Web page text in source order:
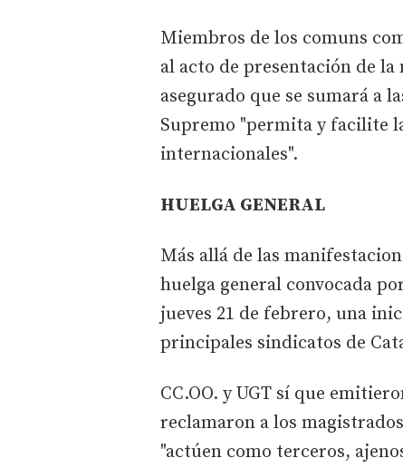
Miembros de los comuns
al acto de presentación de
asegurado que se sumará a
Supremo "permita y facilite
internacionales".
HUELGA GENERAL
Más allá de las
huelga general convocada
jueves 21 de febrero, una
principales sindicatos de
CC.OO. y UGT sí que
reclamaron a los
"actúen como terceros,